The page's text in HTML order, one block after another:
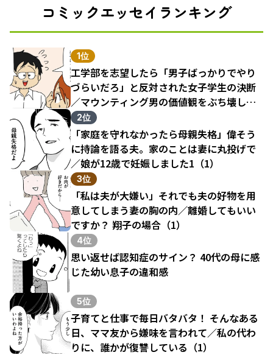
コミックエッセイランキング
1位
工学部を志望したら「男子ばっかりでやり
づらいだろ」と反対された女子学生の決断
／マウンティング男の価値観をぶち壊した
結果（1）
2位
「家庭を守れなかったら母親失格」偉そう
に持論を語る夫。家のことは妻に丸投げで
／娘が12歳で妊娠しました1（1）
3位
「私は夫が大嫌い」それでも夫の好物を用
意してしまう妻の胸の内／離婚してもいい
ですか？ 翔子の場合（1）
4位
思い返せば認知症のサイン？ 40代の母に感
じた幼い息子の違和感
5位
子育てと仕事で毎日バタバタ！ そんなある
日、ママ友から嫌味を言われて／私の代わ
りに、誰かが復讐している（1）